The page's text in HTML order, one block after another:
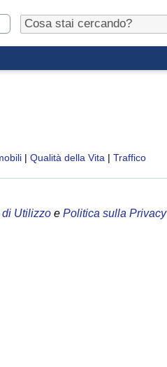
| Qualità della Vita | Traffico
di Utilizzo e Politica sulla Privacy